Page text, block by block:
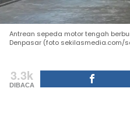
Antrean sepeda motor tengah
Denpasar (foto sekilasmedia.com/
3.3k
DIBACA